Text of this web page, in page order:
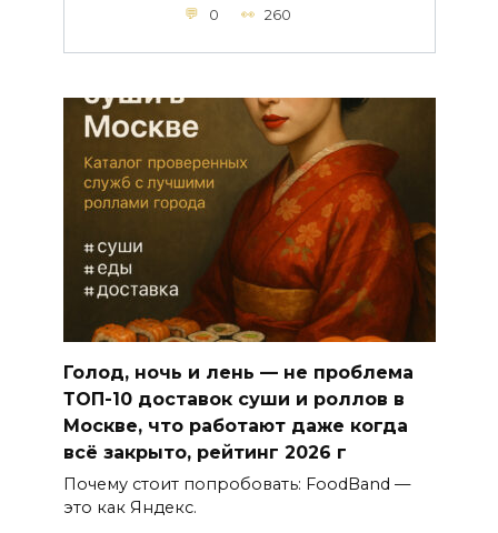
0 260
Голод, ночь и лень — не проблема
ТОП-10 доставок суши и роллов в
Москве, что работают даже когда
всё закрыто, рейтинг 2026 г
Почему стоит попробовать: FoodBand —
это как Яндекс.